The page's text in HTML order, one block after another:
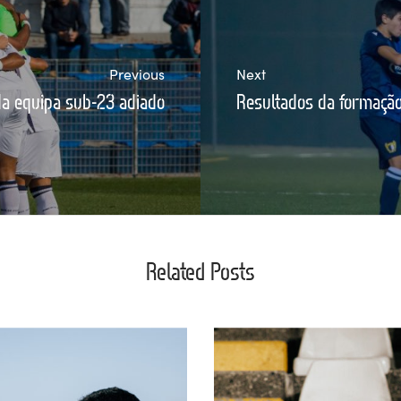
Previous
equipa sub-23 adiado
Next
Resultados da
Related Posts